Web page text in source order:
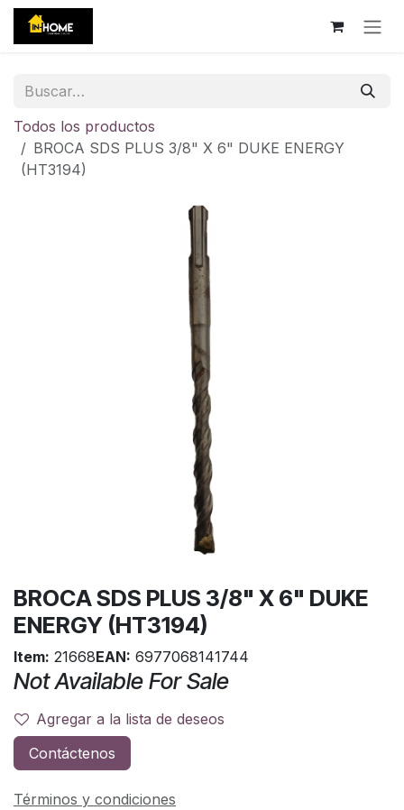
Ir al contenido
Todos los productos
BROCA SDS PLUS 3/8" X 6" DUKE ENERGY
(HT3194)
BROCA SDS PLUS 3/8" X 6" DUKE
ENERGY (HT3194)
Item: 21668EAN: 6977068141744
Not Available For Sale
Agregar a la lista de deseos
Contáctenos
Términos y condiciones